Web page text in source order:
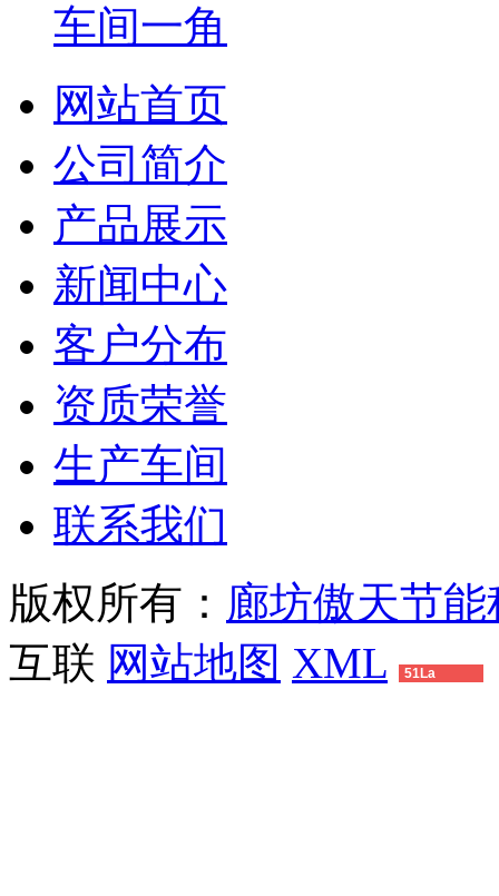
车间一角
网站首页
公司简介
产品展示
新闻中心
客户分布
资质荣誉
生产车间
联系我们
版权所有： 廊坊傲天节
互联 网站地图 XML 51La